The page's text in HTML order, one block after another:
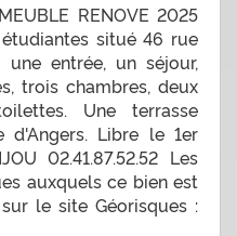
RENOVE 2025
situé 46 rue
entrée, un séjour,
trois chambres, deux
Une terrasse
d'Angers. Libre le 1er
02.41.87.52.52 Les
auxquels ce bien est
le site Géorisques :